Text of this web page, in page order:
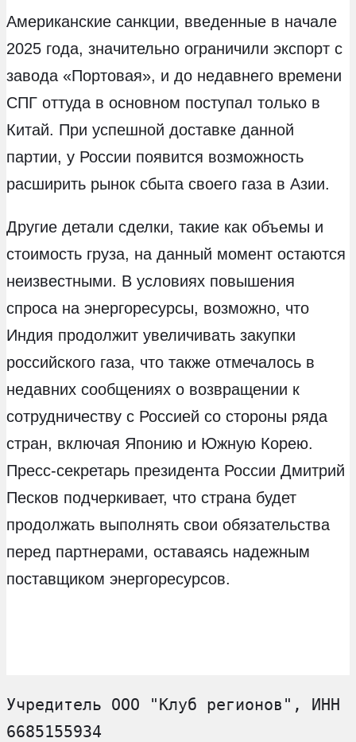
Американские санкции, введенные в начале
2025 года, значительно ограничили экспорт с
завода «Портовая», и до недавнего времени
СПГ оттуда в основном поступал только в
Китай. При успешной доставке данной
партии, у России появится возможность
расширить рынок сбыта своего газа в Азии.
Другие детали сделки, такие как объемы и
стоимость груза, на данный момент остаются
неизвестными. В условиях повышения
спроса на энергоресурсы, возможно, что
Индия продолжит увеличивать закупки
российского газа, что также отмечалось в
недавних сообщениях о возвращении к
сотрудничеству с Россией со стороны ряда
стран, включая Японию и Южную Корею.
Пресс-секретарь президента России Дмитрий
Песков подчеркивает, что страна будет
продолжать выполнять свои обязательства
перед партнерами, оставаясь надежным
поставщиком энергоресурсов.
Учредитель ООО "Клуб регионов", ИНН
6685155934